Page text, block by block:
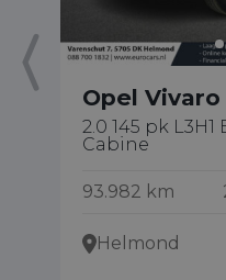
Opel Vivaro
2.0 145 pk
Cabine
93.982 km
Helmond